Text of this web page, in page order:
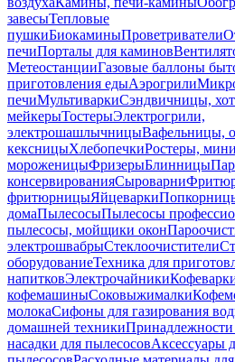
завесыТепловые
пушкиБиокаминыПроветриватели
печиПорталы для каминов
МетеостанцииГазовые баллоны
приготовления едыАэрогрили
печиМультиваркиСэндвичницы,
мейкерыТостерыЭлектрогрили,
электрошашлычницыВафельницы,
кексницыХлебопечкиРостеры,
мороженицыФризерыБлинницы
консервированияСыроварни
фритюрницыЯйцеварки
домаПылесосыПылесосы
пылесосы, мойщики окон
электрошвабрыСтеклоочистители
оборудованиеТехника для
напитковЭлектрочайники
кофемашиныСоковыжималки
молокаСифоны для газирования
домашней техникиПринадлежности
насадки для пылесосовАксессуары